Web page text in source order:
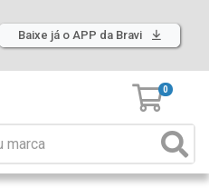
Baixe já o APP da Bravi
0